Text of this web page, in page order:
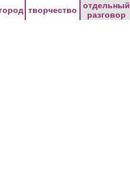
город творчество
отдельный
разговор